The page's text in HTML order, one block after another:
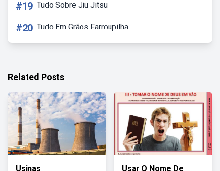
#19 Tudo Sobre Jiu Jitsu
#20 Tudo Em Grãos Farroupilha
Related Posts
Usinas
Usar O Nome De